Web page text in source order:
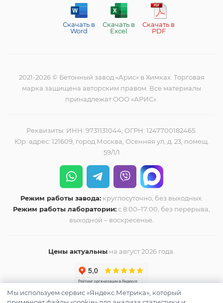
Скачать в
Word
Скачать в
Excel
Скачать в
PDF
2021-2026 © Бетонный завод «Арис» в Химках. Торговая
марка защищена авторским правом. Все материалы
принадлежат ООО «АРИС».
Реквизиты: ИНН: 9731131044, ОГРН: 1247700182465.
Юр. адрес: 121609, город Москва, Осенняя ул, д. 23, помещ.
59/1/1
Режим работы завода:круглосуточно, без выходных.
Режим работы лаборатории:с 8:00–17:00, без перерыва,
выходной – воскресенье.
Цены актуальны на август 2026 года.
Мы используем сервис «Яндекс.Метрика», который